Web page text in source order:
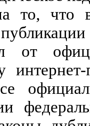
то, что
от